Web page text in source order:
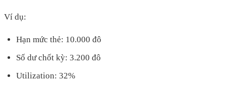
Ví dụ:
Hạn mức thẻ: 10.000 đô
Số dư chốt kỳ: 3.200 đô
Utilization: 32%